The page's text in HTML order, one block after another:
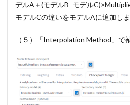
デルA＋(モデルB−モデル
モデルCの違いをモデルAに追加しま
（５）「Interpolation Method」で